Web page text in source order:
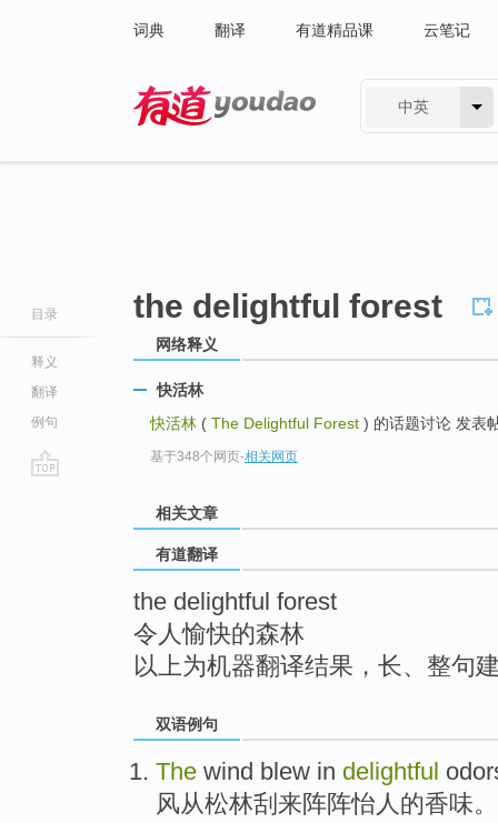
词典 翻译 有道精品课 云笔记
中英
目录
释义
翻译
例句
the delightful forest
网络释义
快活林
快活林 ( The Delightful Forest ) 的话题讨论 发表
基于348个网页-相关网页
相关文章
有道翻译
the delightful forest
令人愉快的森林
以上为机器翻译结果，长、整句
双语例句
The wind blew in delightful
风从松林刮来阵阵怡人 的香味。